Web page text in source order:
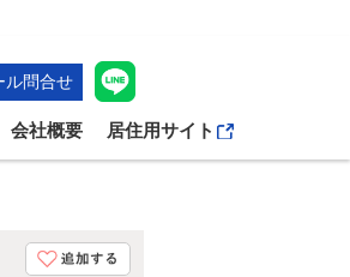
ル問合せ
会社概要 居住用サイト